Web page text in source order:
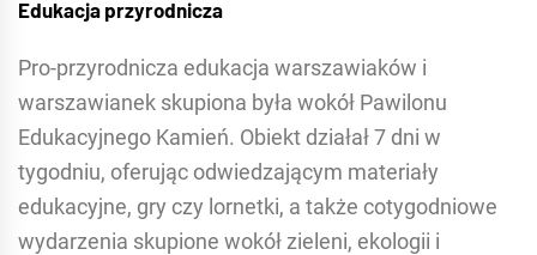
Edukacja przyrodnicza
Pro-przyrodnicza edukacja warszawiaków i
warszawianek skupiona była wokół Pawilonu
Edukacyjnego Kamień. Obiekt działał 7 dni w
tygodniu, oferując odwiedzającym materiały
edukacyjne, gry czy lornetki, a także cotygodniowe
wydarzenia skupione wokół zieleni, ekologii i